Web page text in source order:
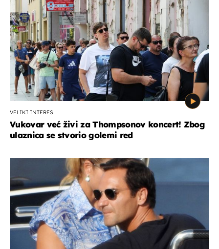
VELIKI INTERES
Vukovar već živi za Thompsonov koncert! Zbog
ulaznica se stvorio golemi red